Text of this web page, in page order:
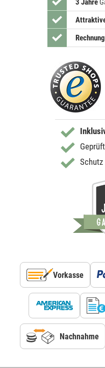
3 Jahre
Vorkasse
Nachnahme